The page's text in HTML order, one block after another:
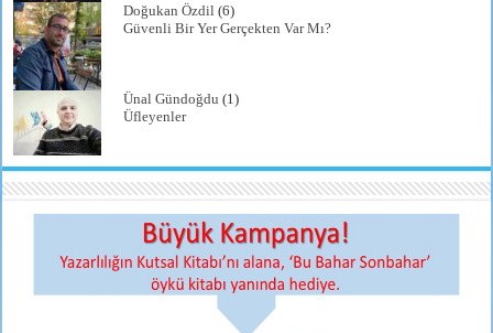
Doğukan Özdil (6)
Güvenli Bir Yer Gerçekten Var Mı?
Ünal Gündoğdu (1)
Üfleyenler